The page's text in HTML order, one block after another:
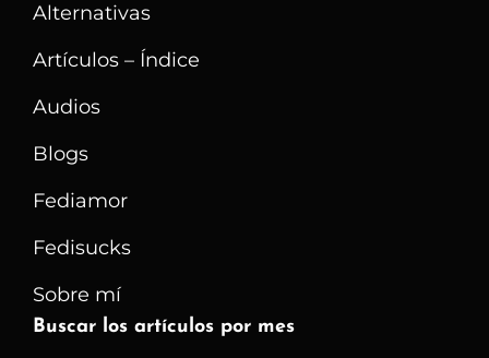
Alternativas
Artículos – Índice
Audios
Blogs
Fediamor
Fedisucks
Sobre mí
Buscar los artículos por mes